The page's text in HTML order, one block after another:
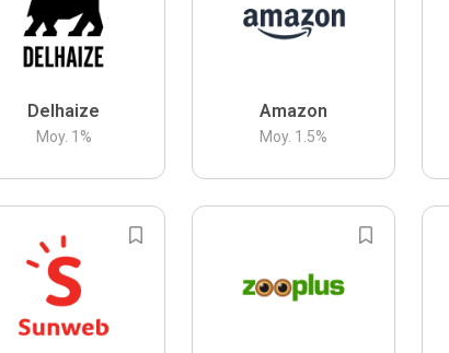
Delhaize
Moy. 1 %
Amazon
Moy. 1.5%